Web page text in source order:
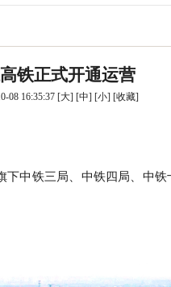
铁正式开通运营
08 16:35:37 [大] [中] [小] [收藏]
下中铁三局、中铁四局、中